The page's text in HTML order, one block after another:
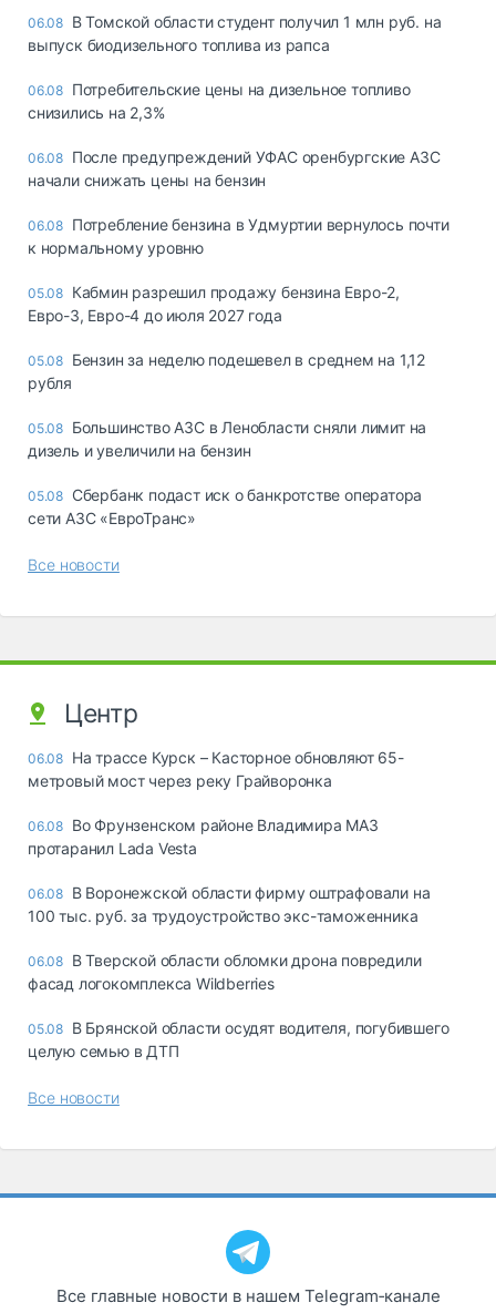
06.08 В Томской области студент получил 1 млн руб. на
выпуск биодизельного топлива из рапса
06.08 Потребительские цены на дизельное топливо
снизились на 2,3%
06.08 После предупреждений УФАС оренбургские АЗС
начали снижать цены на бензин
06.08 Потребление бензина в Удмуртии вернулось почти
к нормальному уровню
05.08 Кабмин разрешил продажу бензина Евро-2,
Евро-3, Евро-4 до июля 2027 года
05.08 Бензин за неделю подешевел в среднем на 1,12
рубля
05.08 Большинство АЗС в Ленобласти сняли лимит на
дизель и увеличили на бензин
05.08 Сбербанк подаст иск о банкротстве оператора
сети АЗС «ЕвроТранс»
Все новости
Центр
06.08 На трассе Курск – Касторное обновляют 65-
метровый мост через реку Грайворонка
06.08 Во Фрунзенском районе Владимира МАЗ
протаранил Lada Vesta
06.08 В Воронежской области фирму оштрафовали на
100 тыс. руб. за трудоустройство экс-таможенника
06.08 В Тверской области обломки дрона повредили
фасад логокомплекса Wildberries
05.08 В Брянской области осудят водителя, погубившего
целую семью в ДТП
Все новости
Все главные новости в нашем Telegram‑канале